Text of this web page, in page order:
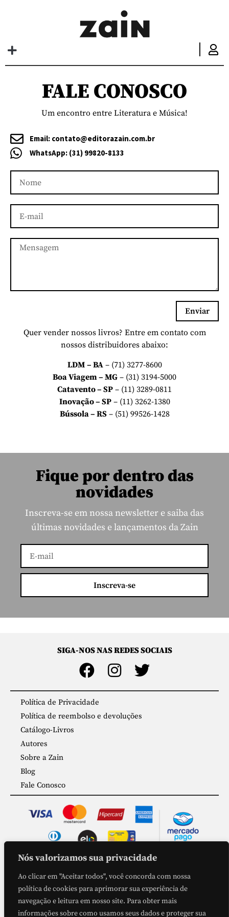
Nós valorizamos sua privacidade
Ao clicar em "Aceitar todos", você concorda com nossa
política de cookies para aprimorar sua experiência de
navegação e leitura em nosso site. Para obter mais
informações sobre como usamos seus dados e proteger sua
I
FALE CONOSCO
Um encontro entre Literatura e Música!
Email: contato@editorazain.com.br
WhatsApp: (31) 99820-8133
Enviar
Quer vender nossos livros? Entre em contato com
nossos distribuidores abaixo:
LDM – BA– (71) 3277-8600
Boa Viagem – MG – (31) 3194-5000
Catavento – SP – (11) 3289-0811
Inovação – SP– (11) 3262-1380
Bússola – RS– (51) 99526-1428
Fique por dentro das
novidades
Inscreva-se em nossa newsletter e saiba das
últimas novidades e lançamentos da Zain
Inscreva-se
SIGA-NOS NAS REDES SOCIAIS
Política de Privacidade
Política de reembolso e devoluções
Catálogo-Livros
Autores
Sobre a Zain
Blog
Fale Conosco